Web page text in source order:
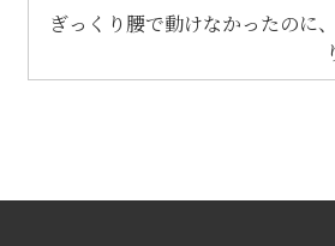
ぎっくり腰で動けなかったのに